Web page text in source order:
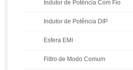
Indutor de Potência Com Fio
Indutor de Potência DIP
Esfera EMI
Filtro de Modo Comum